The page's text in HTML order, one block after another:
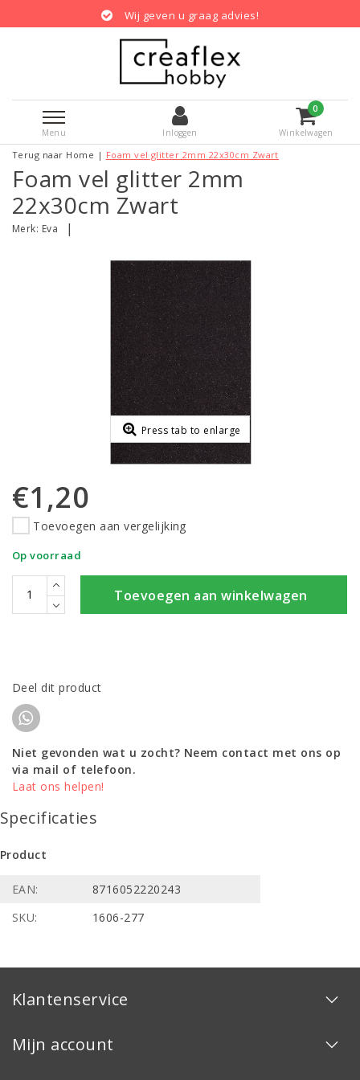
Wij geven u graag advies!
Menu Inloggen
0
Winkelwagen
Terug naar Home | Foam vel glitter 2mm 22x30cm Zwart
Foam vel glitter 2mm
22x30cm Zwart
Merk: Eva |
Press tab to enlarge
€1,20
Toevoegen aan vergelijking
Op voorraad
Toevoegen aan winkelwagen
Deel dit product
Niet gevonden wat u zocht? Neem contact met ons op
via mail of telefoon.
Laat ons helpen!
Specificaties
Product
EAN:
8716052220243
SKU:
1606-277
Klantenservice
Mijn account